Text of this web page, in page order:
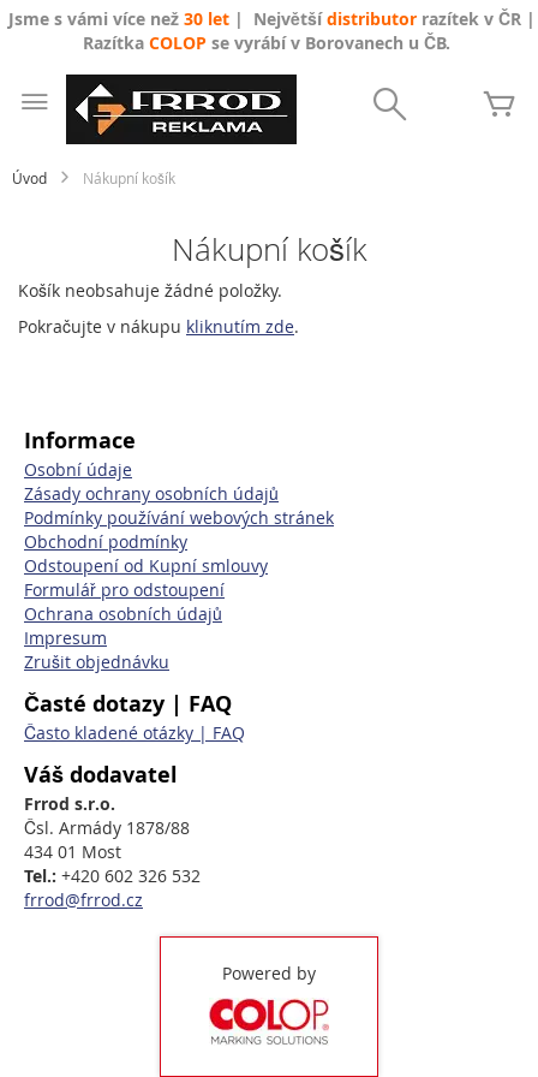
Jsme s vámi více než 30 let| Největšídistributorrazítek v ČR |
Razítka COLOP se vyrábí v Borovanech u ČB.
Přejít
na
obsah
Úvod Nákupní košík
Nákupní košík
Košík neobsahuje žádné položky.
Pokračujte v nákupu kliknutím zde.
Informace
Osobní údaje
Zásady ochrany osobních údajů
Podmínky používání webových stránek
Obchodní podmínky
Odstoupení od Kupní smlouvy
Formulář pro odstoupení
Ochrana osobních údajů
Impresum
Zrušit objednávku
Časté dotazy | FAQ
Často kladené otázky | FAQ
Váš dodavatel
Frrod s.r.o.
Čsl. Armády 1878/88
434 01 Most
Tel.: +420 602 326 532
frrod@frrod.cz
Powered by